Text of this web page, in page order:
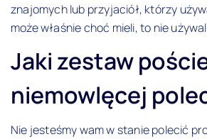
znajomych lub przyjaciół, którzy
może właśnie choć mieli, to nie
Jaki zestaw
niemowlęcej
Nie jesteśmy wam w stanie polecić